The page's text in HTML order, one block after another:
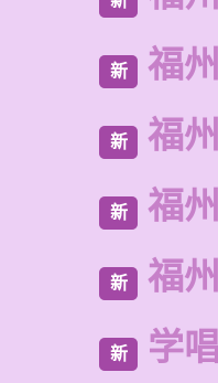
新 福
新 福
新 福
新 福
新 学